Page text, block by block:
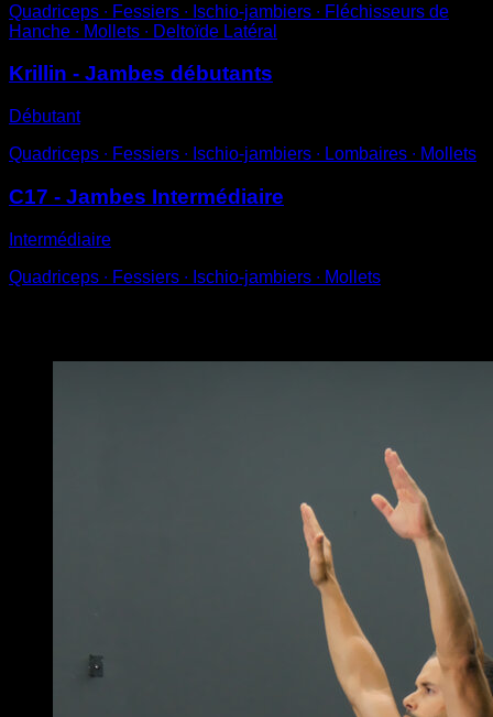
Quadriceps ∙ Fessiers ∙ Ischio-jambiers ∙ Fléchisseurs de
Hanche ∙ Mollets ∙ Deltoïde Latéral
Krillin - Jambes débutants
Débutant
Quadriceps ∙ Fessiers ∙ Ischio-jambiers ∙ Lombaires ∙ Mollets
C17 - Jambes Intermédiaire
Intermédiaire
Quadriceps ∙ Fessiers ∙ Ischio-jambiers ∙ Mollets